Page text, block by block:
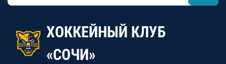
ХОККЕЙНЫЙ КЛУБ
«СОЧИ»